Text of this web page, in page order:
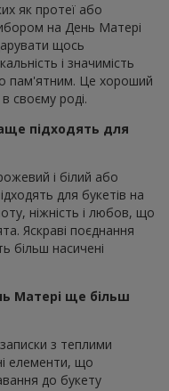
як протеї або
на День Матері
щось
і значимість
пам'ятним. Це хороший
своєму роді.
підходять для
і білий або
для букетів на
ніжність і любов, що
Яскраві поєднання
більш насичені
Матері ще більш
з теплими
елементи, що
до букету